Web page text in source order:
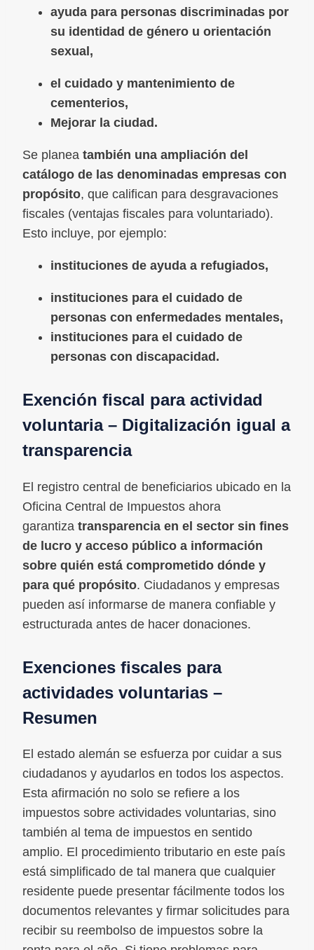
ayuda para personas discriminadas por
su identidad de género u orientación
sexual,
el cuidado y mantenimiento de
cementerios,
Mejorar la ciudad.
Se planea también una ampliación del
catálogo de las denominadas empresas con
propósito, que califican para desgravaciones
fiscales (ventajas fiscales para voluntariado).
Esto incluye, por ejemplo:
instituciones de ayuda a refugiados,
instituciones para el cuidado de
personas con enfermedades mentales,
instituciones para el cuidado de
personas con discapacidad.
Exención fiscal para actividad
voluntaria – Digitalización igual a
transparencia
El registro central de beneficiarios ubicado en la
Oficina Central de Impuestos ahora
garantiza transparencia en el sector sin fines
de lucro y acceso público a información
sobre quién está comprometido dónde y
para qué propósito. Ciudadanos y empresas
pueden así informarse de manera confiable y
estructurada antes de hacer donaciones.
Exenciones fiscales para
actividades voluntarias –
Resumen
El estado alemán se esfuerza por cuidar a sus
ciudadanos y ayudarlos en todos los aspectos.
Esta afirmación no solo se refiere a los
impuestos sobre actividades voluntarias, sino
también al tema de impuestos en sentido
amplio. El procedimiento tributario en este país
está simplificado de tal manera que cualquier
residente puede presentar fácilmente todos los
documentos relevantes y firmar solicitudes para
recibir su reembolso de impuestos sobre la